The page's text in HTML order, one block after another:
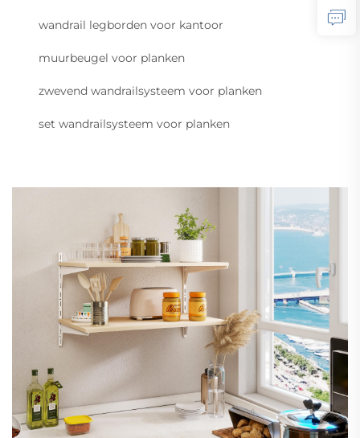
wandrail legborden voor kantoor
muurbeugel voor planken
zwevend wandrailsysteem voor planken
set wandrailsysteem voor planken